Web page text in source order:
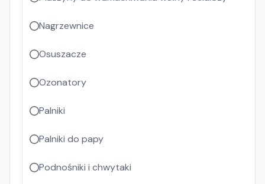
Nagrzewnice
Osuszacze
Ozonatory
Palniki
Palniki do papy
Podnośniki i chwytaki